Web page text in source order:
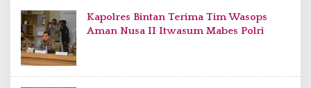
Kapolres Bintan Terima Tim Wasops
Aman Nusa II Itwasum Mabes Polri